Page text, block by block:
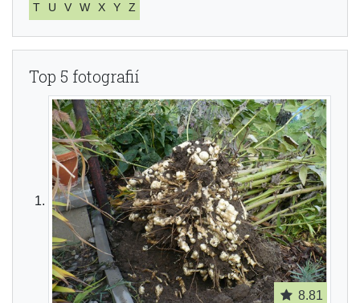
T
U V W X Y Z
Top 5 fotografií
8.81